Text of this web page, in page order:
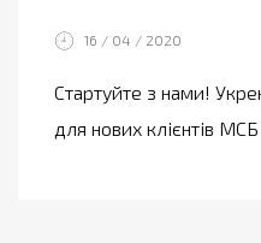
16 / 04 / 2020
Стартуйте з нами!
для нових клієнтів МСБ